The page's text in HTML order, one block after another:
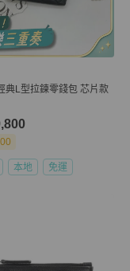
典L型拉鍊零錢包 芯片款
本地 免運